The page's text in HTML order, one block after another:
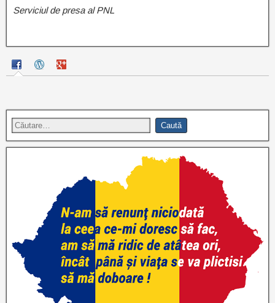
Serviciul de presa al PNL